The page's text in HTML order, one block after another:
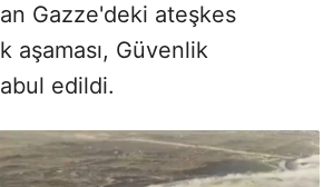
Gazze'deki ateşkes
aşaması, Güvenlik
edildi.